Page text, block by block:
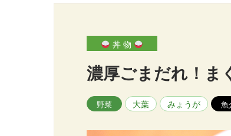
丼 物
濃厚ごまだれ！ま
野菜 大葉 みょうが 魚